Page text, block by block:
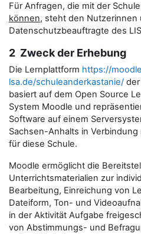
Für Anfragen, die mit der Schule
können, steht den
Datenschutzbeauftragte des
2 Zweck der Erhebung
Die Lernplattform https://
lsa.de/schuleanderkastanie/
basiert auf dem Open Source
System Moodle und
Software auf einem
Sachsen-Anhalts in
für diese Schule.
Moodle ermöglicht die
Unterrichtsmaterialien zur
Bearbeitung, Einreichung von
Dateiform, Ton- und
in der Aktivität Aufgabe
von Abstimmungs- und